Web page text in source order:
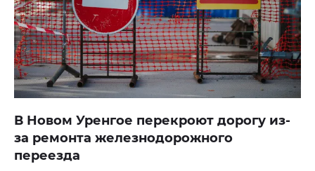
В Новом Уренгое перекроют дорогу из-
за ремонта железнодорожного
переезда